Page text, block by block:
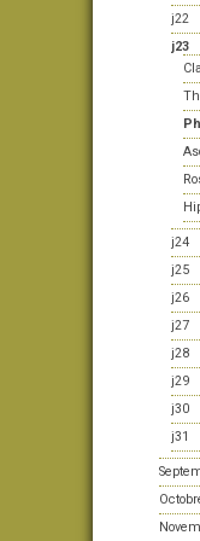
j22
j23
j24
j25
j26
j27
j28
j29
j30
j31